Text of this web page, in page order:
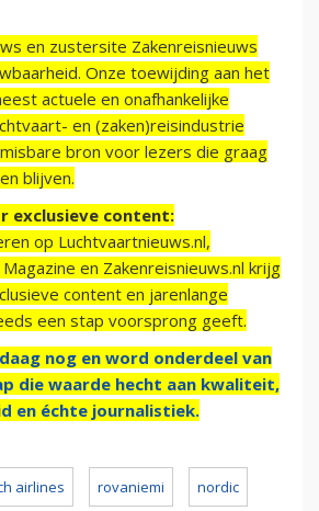
en zustersite Zakenreisnieuws
Onze toewijding aan het
actuele en onafhankelijke
en (zaken)reisindustrie
bron voor lezers die graag
blijven.
exclusieve content:
op Luchtvaartnieuws.nl,
en Zakenreisnieuws.nl krijg
content en jarenlange
een stap voorsprong geeft.
nog en word onderdeel van
die waarde hecht aan kwaliteit,
en échte journalistiek.
airlines rovaniemi nordic